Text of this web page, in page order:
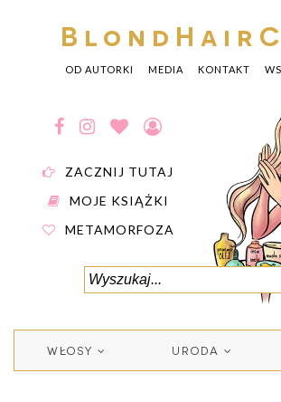
OD AUTORKI MEDIA KONTAKT
ZACZNIJ TUTAJ
MOJE KSIĄŻKI
METAMORFOZA
WŁOSY URODA